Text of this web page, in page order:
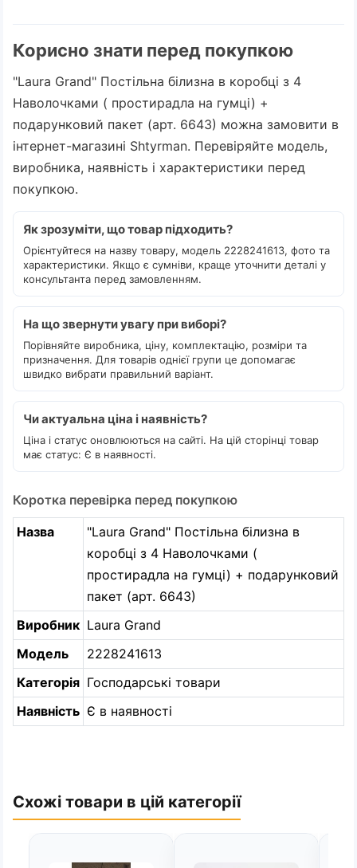
Корисно знати перед покупкою
"Laura Grand" Постільна білизна в коробці з 4
Наволочками ( простирадла на гумці) +
подарунковий пакет (арт. 6643) можна замовити в
інтернет-магазині Shtyrman. Перевіряйте модель,
виробника, наявність і характеристики перед
покупкою.
Як зрозуміти, що товар підходить?
Орієнтуйтеся на назву товару, модель 2228241613, фото та
характеристики. Якщо є сумніви, краще уточнити деталі у
консультанта перед замовленням.
На що звернути увагу при виборі?
Порівняйте виробника, ціну, комплектацію, розміри та
призначення. Для товарів однієї групи це допомагає
швидко вибрати правильний варіант.
Чи актуальна ціна і наявність?
Ціна і статус оновлюються на сайті. На цій сторінці товар
має статус: Є в наявності.
Коротка перевірка перед покупкою
Назва
"Laura Grand" Постільна білизна в
коробці з 4 Наволочками (
простирадла на гумці) + подарунковий
пакет (арт. 6643)
Виробник Laura Grand
Модель
2228241613
Категорія Господарські товари
Наявність Є в наявності
Схожі товари в цій категорії